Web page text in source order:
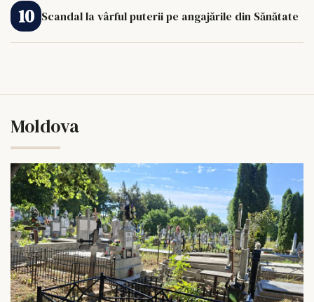
Scandal la vârful puterii pe angajările din Sănătate
Moldova